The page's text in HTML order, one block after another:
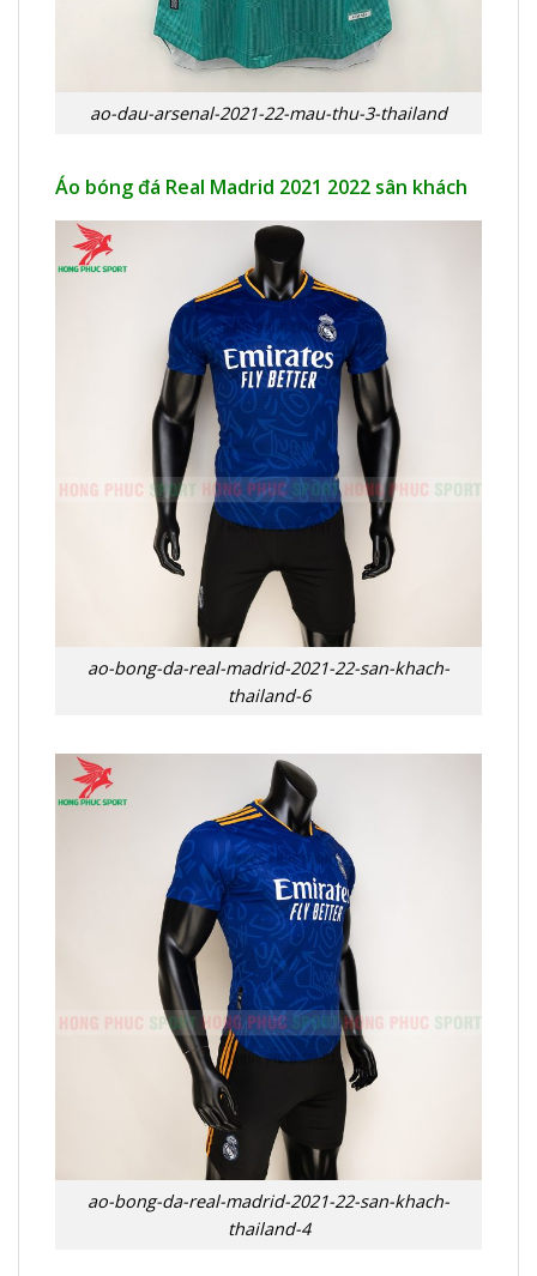
ao-dau-arsenal-2021-22-mau-thu-3-thailand
Áo bóng đá Real Madrid 2021 2022 sân khách
ao-bong-da-real-madrid-2021-22-san-khach-
thailand-6
ao-bong-da-real-madrid-2021-22-san-khach-
thailand-4